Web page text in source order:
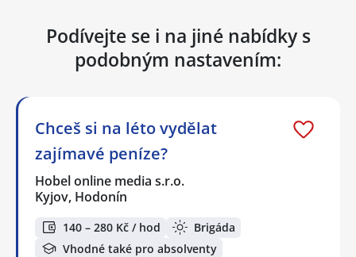
Podívejte se i na jiné nabídky s
podobným nastavením:
Chceš si na léto vydělat
zajímavé peníze?
Hobel online media s.r.o.
Kyjov, Hodonín
140 – 280 Kč / hod
Brigáda
Vhodné také pro absolventy